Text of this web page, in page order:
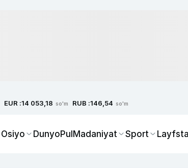
EUR :14 053,18 so'm RUB :146,54 so'm
DunyoPulMadaniyat Sport